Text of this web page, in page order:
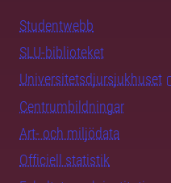
Studentwebb
SLU-biblioteket
Universitetsdjursjukhuset
Centrumbildningar
Art- och miljödata
Officiell statistik